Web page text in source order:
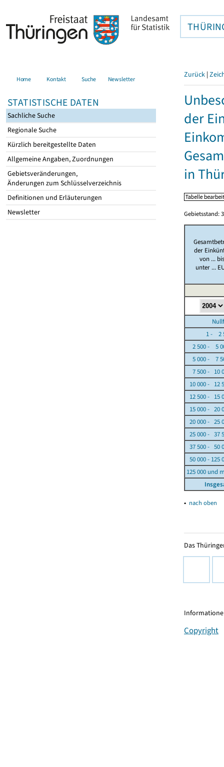
Home Kontakt Suche Newsletter
STATISTISCHE DATEN
Sachliche Suche
Regionale Suche
Kürzlich bereitgestellte Daten
Allgemeine Angaben, Zuordnungen
Gebietsveränderungen,
Änderungen zum Schlüsselverzeichnis
Definitionen und Erläuterungen
Newsletter
Zurück |
der
in
Gebietsstand:
der
von ...
unter ...
1 - 2
2 500 - 5
5 000 - 7
7 500 - 10
10 000 - 12
12 500 - 15
15 000 - 20
20 000 - 25
25 000 - 37
37 500 - 50
50 000 - 125
125 000 und
▴ nach oben
Das
Copyright